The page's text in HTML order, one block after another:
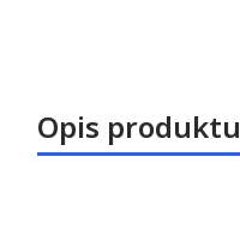
Opis produktu